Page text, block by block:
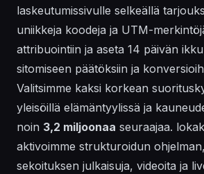
laskeutumissivulle selkeällä
uniikkeja koodeja ja UTM-
attribuointiin ja aseta 14 päivän
sitomiseen päätöksiin ja
Valitsimme kaksi korkean
yleisöillä elämäntyylissä ja
noin 3,2 miljoonaa seuraajaa.
aktivoimme strukturoidun
sekoituksen julkaisuja, videoita ja